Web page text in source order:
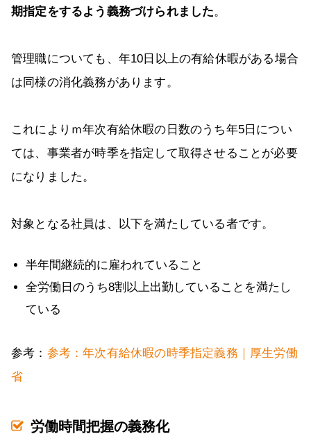
期指定をするよう義務づけられました。
管理職についても、年10日以上の有給休暇がある場合
は同様の消化義務があります。
これによりｍ年次有給休暇の日数のうち年5日につい
ては、事業者が時季を指定して取得させることが必要
になりました。
対象となる社員は、以下を満たしている者です。
半年間継続的に雇われていること
全労働日のうち8割以上出勤していることを満たし
ている
参考： 参考：年次有給休暇の時季指定義務｜厚生労働
省
労働時間把握の義務化